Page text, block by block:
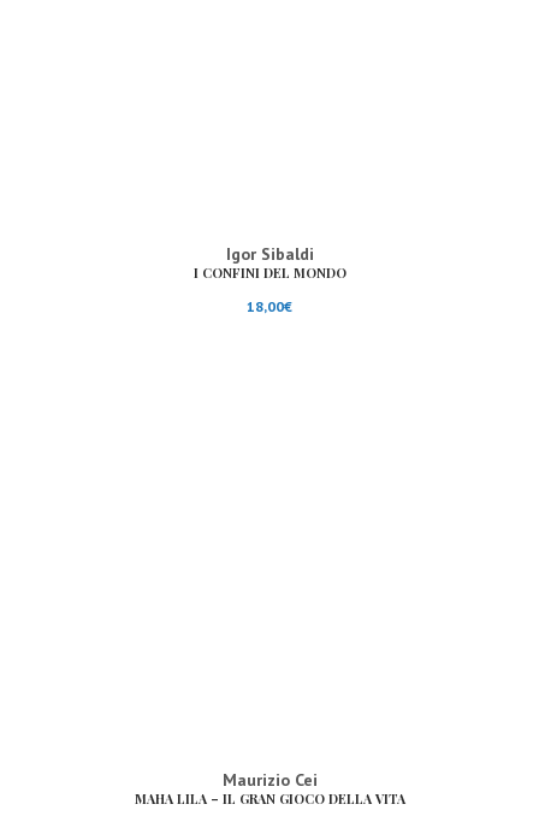
Igor Sibaldi
I CONFINI DEL MONDO
18,00€
Maurizio Cei
MAHA LILA – IL GRAN GIOCO DELLA VITA